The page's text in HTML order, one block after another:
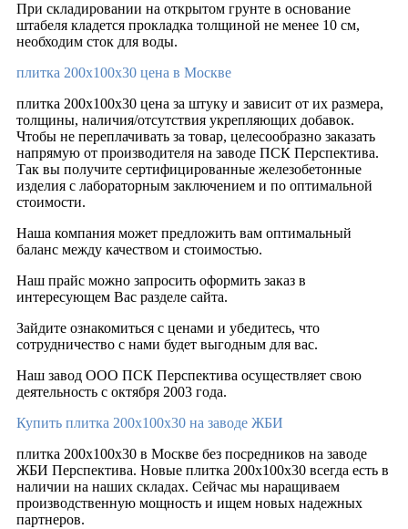
При складировании на открытом грунте в основание
штабеля кладется прокладка толщиной не менее 10 см,
необходим сток для воды.
плитка 200х100х30 цена в Москве
плитка 200х100х30 цена за штуку и зависит от их размера,
толщины, наличия/отсутствия укрепляющих добавок.
Чтобы не переплачивать за товар, целесообразно заказать
напрямую от производителя на заводе ПСК Перспектива.
Так вы получите сертифицированные железобетонные
изделия с лабораторным заключением и по оптимальной
стоимости.
Наша компания может предложить вам оптимальный
баланс между качеством и стоимостью.
Наш прайс можно запросить оформить заказ в
интересующем Вас разделе сайта.
Зайдите ознакомиться с ценами и убедитесь, что
сотрудничество с нами будет выгодным для вас.
Наш завод ООО ПСК Перспектива осуществляет свою
деятельность с октября 2003 года.
Купить плитка 200х100х30 на заводе ЖБИ
плитка 200х100х30 в Москве без посредников на заводе
ЖБИ Перспектива. Новые плитка 200х100х30 всегда есть в
наличии на наших складах. Сейчас мы наращиваем
производственную мощность и ищем новых надежных
партнеров.